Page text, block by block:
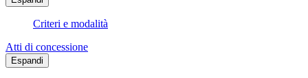
Criteri e modalità
Atti di concessione
Espandi